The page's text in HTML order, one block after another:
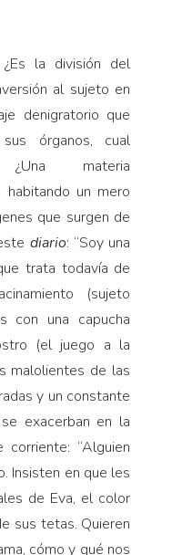
la división del
al sujeto en
denigratorio que
órganos, cual
¿Una materia
un mero
que surgen de
diario: “Soy una
trata todavía de
(sujeto
con una capucha
(el juego a la
malolientes de las
y un constante
exacerban en la
“Alguien
Insisten en que les
de Eva, el color
sus tetas. Quieren
cómo y qué nos